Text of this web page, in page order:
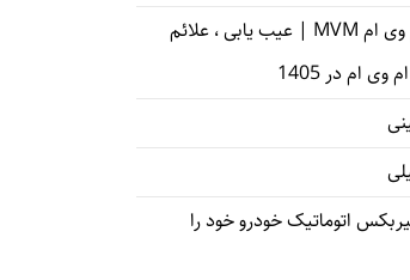
تعمیر گیربکس ام وی ام MVM | عیب یابی ، علائم
ام در 1405
اتوماتیک خودرو خود را